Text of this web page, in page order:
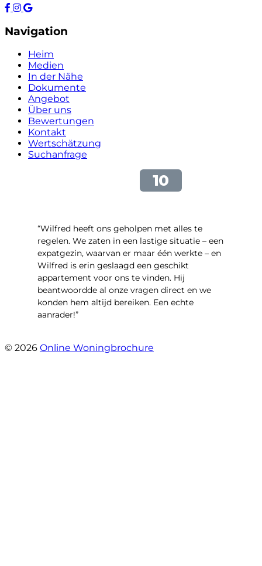
Navigation
Heim
Medien
In der Nähe
Dokumente
Angebot
Über uns
Bewertungen
Kontakt
Wertschätzung
Suchanfrage
“Wilfred heeft ons geholpen met alles te
regelen. We zaten in een lastige situatie – een
expatgezin, waarvan er maar één werkte – en
Wilfred is erin geslaagd een geschikt
appartement voor ons te vinden. Hij
beantwoordde al onze vragen direct en we
konden hem altijd bereiken. Een echte
aanrader!”
© 2026 Online Woningbrochure